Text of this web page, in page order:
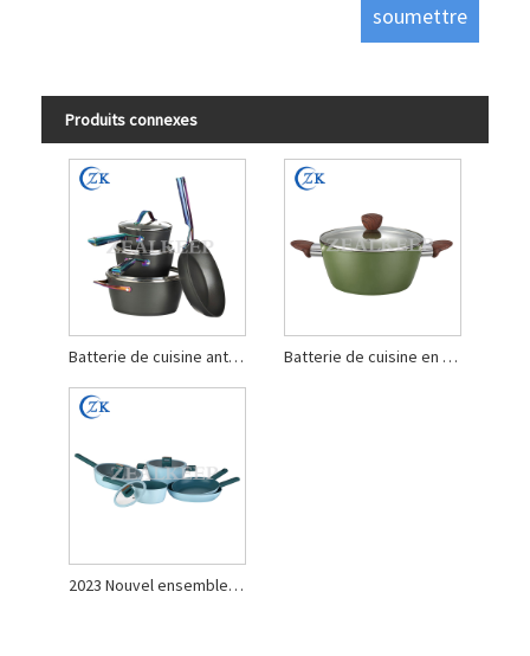
Produits connexes
Batterie de cuisine antiadhésive en aluminium forgé anodisé dur Batterie de cuisine en aluminium forgé OEM
2023 Nouvel ensemble de batterie de cuisine en aluminium forgé